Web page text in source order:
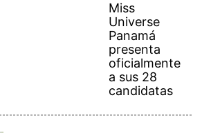
Miss
Universe
Panamá
presenta
oficialmente
a sus 28
candidatas